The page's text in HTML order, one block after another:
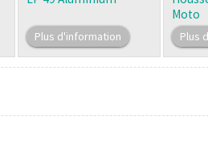
Plus d'information
Moto
Plus